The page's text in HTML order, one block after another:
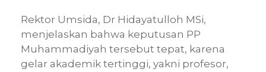
Rektor Umsida, Dr Hidayatulloh MSi,
menjelaskan bahwa keputusan PP
Muhammadiyah tersebut tepat, karena
gelar akademik tertinggi, yakni profesor,